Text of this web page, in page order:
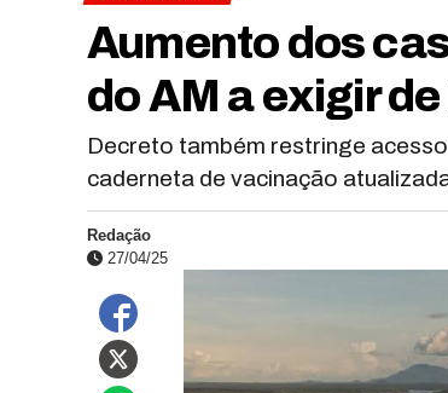
Aumento dos
do AM a exigir
Decreto também restringe
caderneta de vacinação
Redação
27/04/25